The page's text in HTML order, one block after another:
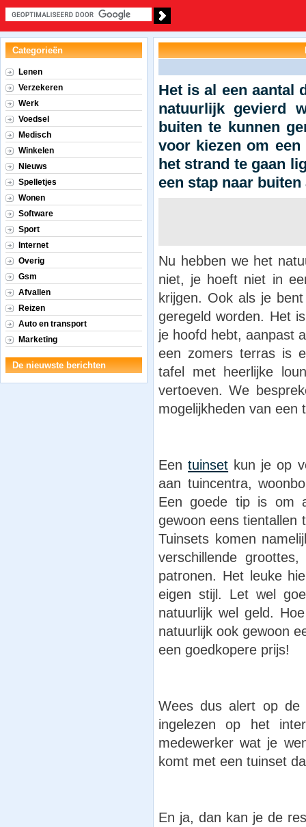
Het is al een aantal
natuurlijk gevierd
buiten te kunnen
voor kiezen om
het strand te gaan
een stap naar
Nu hebben we het
niet, je hoeft niet in
krijgen. Ook als je
geregeld worden. Het
je hoofd hebt, aanpast
een zomers terras is
tafel met heerlijke
vertoeven. We
mogelijkheden van een
Eentuinset kun je op
aan tuincentra,
Een goede tip is om
gewoon eens tientallen
Tuinsets komen
verschillende
patronen. Het leuke
eigen stijl. Let wel
natuurlijk wel geld.
natuurlijk ook gewoon
een goedkopere prijs!
Wees dus alert op
ingelezen op het
medewerker wat je
komt met een tuinset
En ja, dan kan je de
Categorieën
Lenen
Verzekeren
Werk
Voedsel
Medisch
Winkelen
Nieuws
Spelletjes
Wonen
Software
Sport
Internet
Overig
Gsm
Afvallen
Reizen
Auto en transport
Marketing
De nieuwste berichten